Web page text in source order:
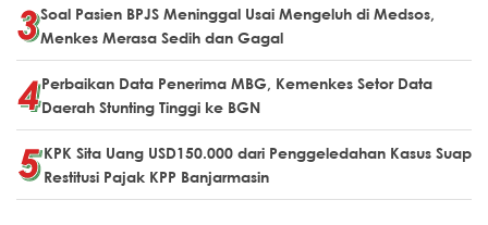
Soal Pasien BPJS Meninggal Usai Mengeluh di Medsos,
Menkes Merasa Sedih dan Gagal
Perbaikan Data Penerima MBG, Kemenkes Setor Data
Daerah Stunting Tinggi ke BGN
KPK Sita Uang USD150.000 dari Penggeledahan Kasus Suap
Restitusi Pajak KPP Banjarmasin